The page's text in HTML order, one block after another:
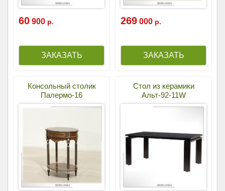
60 900 р. 269 000 р.
Консольный столик
Палермо-16
Стол из керамики
Альт-92-11W